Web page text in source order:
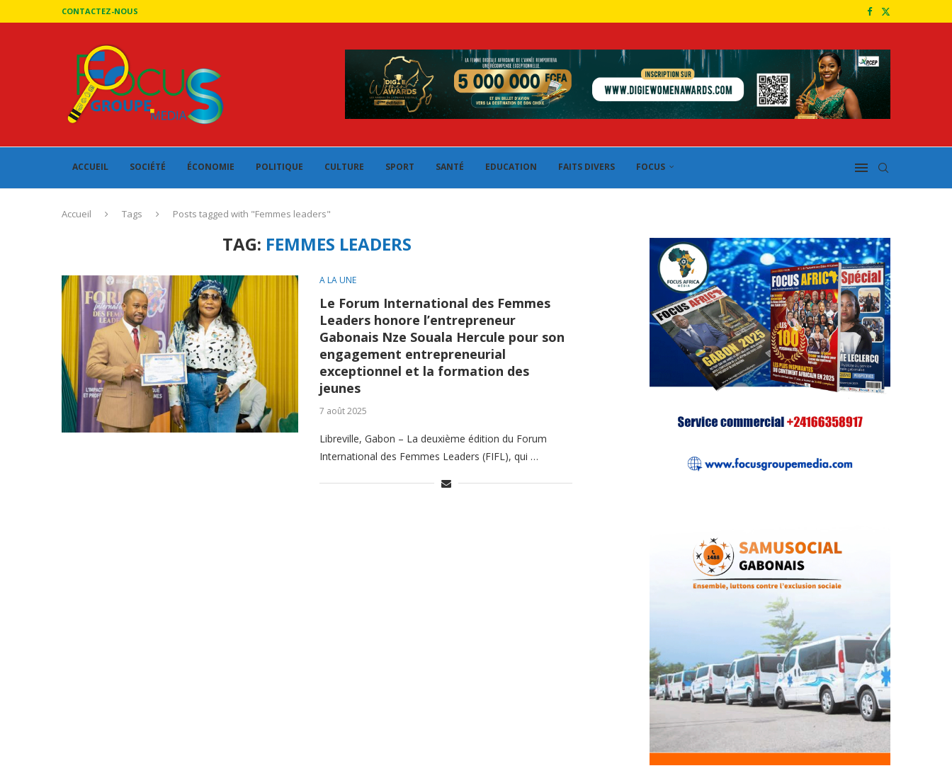
CONTACTEZ-NOUS
ACCUEIL SOCIÉTÉ ÉCONOMIE POLITIQUE CULTURE SPORT SANTÉ EDUCATION FAITS DIVERS FOCUS
Accueil Tags Posts tagged with "Femmes leaders"
TAG: FEMMES LEADERS
A LA UNE
Le Forum International des Femmes
Leaders honore l’entrepreneur
Gabonais Nze Souala Hercule pour son
engagement entrepreneurial
exceptionnel et la formation des
jeunes
7 août 2025
Libreville, Gabon – La deuxième édition du Forum
International des Femmes Leaders (FIFL), qui …